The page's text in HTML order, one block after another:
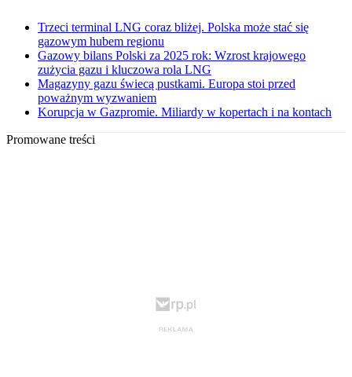
Trzeci terminal LNG coraz bliżej. Polska może stać się
gazowym hubem regionu
Gazowy bilans Polski za 2025 rok: Wzrost krajowego
zużycia gazu i kluczowa rola LNG
Magazyny gazu świecą pustkami. Europa stoi przed
poważnym wyzwaniem
Korupcja w Gazpromie. Miliardy w kopertach i na kontach
Promowane treści